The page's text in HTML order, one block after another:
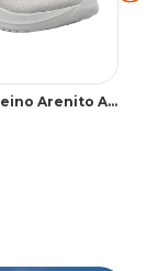
Tênis de Treino Arenito Acqua | Olympikus